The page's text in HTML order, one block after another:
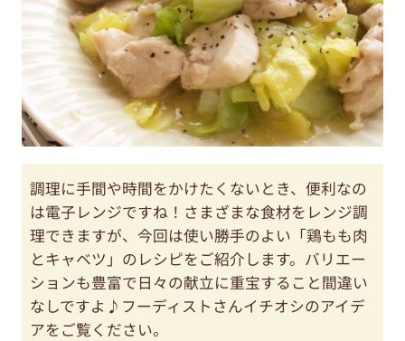
調理に手間や時間をかけたくないとき、便利なの
は電子レンジですね！さまざまな食材をレンジ調
理できますが、今回は使い勝手のよい「鶏もも肉
とキャベツ」のレシピをご紹介します。バリエー
ションも豊富で日々の献立に重宝すること間違い
なしですよ♪フーディストさんイチオシのアイデ
アをご覧ください。